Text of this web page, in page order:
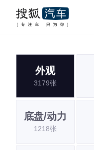
外观
3179张
底盘/动力
1218张